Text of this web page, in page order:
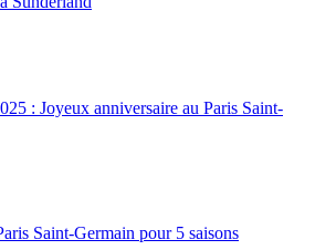
: Joyeux anniversaire au Paris Saint-
Saint-Germain pour 5 saisons